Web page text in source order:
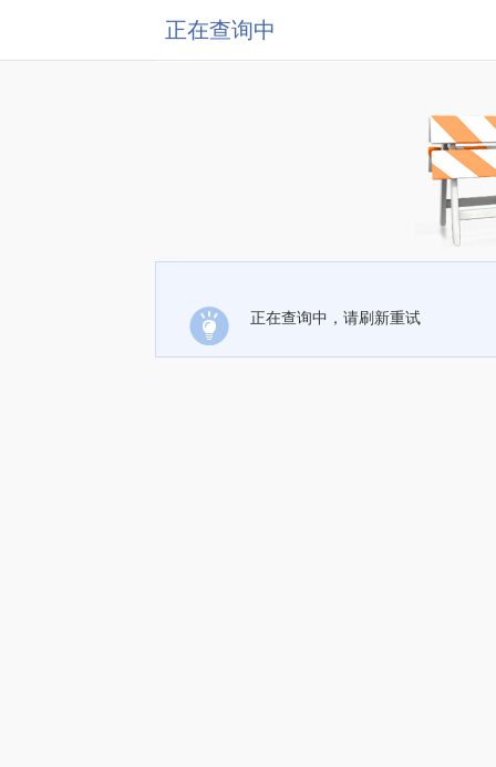
正在查询中
正在查询中，请刷新重试